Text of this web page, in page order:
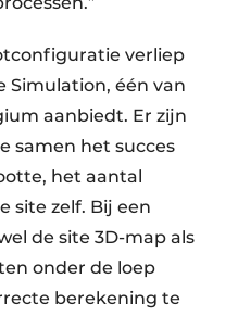
verliep
Simulation, één van
aanbiedt. Er zijn
samen het succes
het aantal
site zelf. Bij een
de site 3D-map als
onder de loep
berekening te